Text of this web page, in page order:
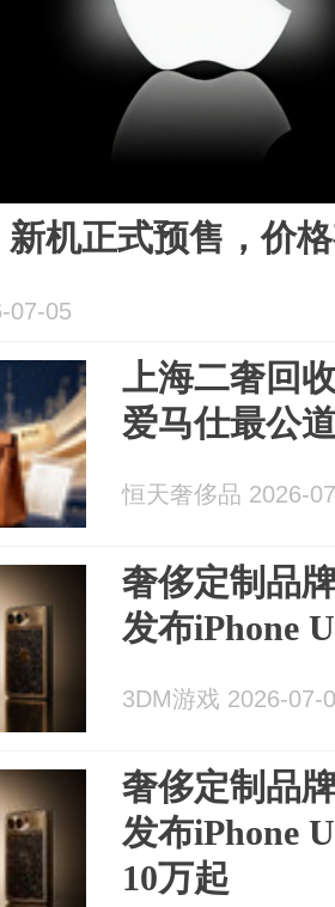
机正式预售，价
07-05
上海二奢回
爱马仕最公
恒天奢侈品 2026-
奢侈定制品
发布iPhone
3DM游戏 2026-07-
奢侈定制品
发布iPhone
10万起